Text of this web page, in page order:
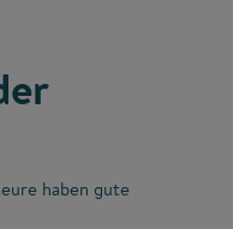
haben gute